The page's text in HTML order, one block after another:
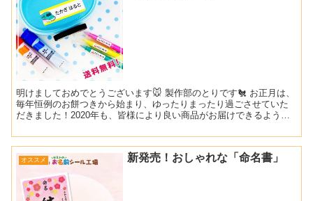
明けましておめでとうございます🐭 製作部のとりです🐔 お正月は、
毎年恒例のお餅つきから始まり、ゆったりまったり過ごさせていた
だきました！2020年も、皆様により良い商品がお届けできるよう、
オススメ 新発売！おしゃれな「命名書」